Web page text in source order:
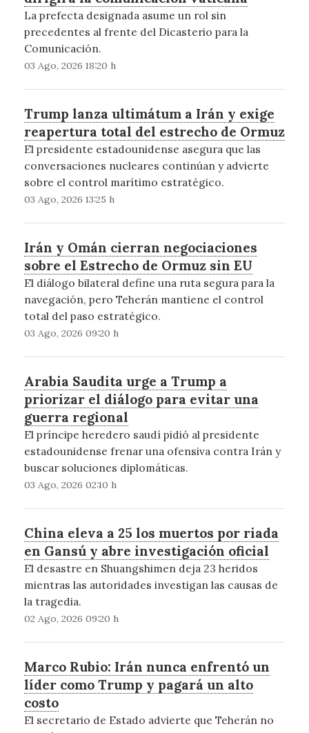
La prefecta designada asume un rol sin
precedentes al frente del Dicasterio para la
Comunicación.
03 Ago, 2026 18:20 h
Trump lanza ultimátum a Irán y exige
reapertura total del estrecho de Ormuz
El presidente estadounidense asegura que las
conversaciones nucleares continúan y advierte
sobre el control marítimo estratégico.
03 Ago, 2026 13:25 h
Irán y Omán cierran negociaciones
sobre el Estrecho de Ormuz sin EU
El diálogo bilateral define una ruta segura para la
navegación, pero Teherán mantiene el control
total del paso estratégico.
03 Ago, 2026 09:20 h
Arabia Saudita urge a Trump a
priorizar el diálogo para evitar una
guerra regional
El príncipe heredero saudí pidió al presidente
estadounidense frenar una ofensiva contra Irán y
buscar soluciones diplomáticas.
03 Ago, 2026 02:10 h
China eleva a 25 los muertos por riada
en Gansú y abre investigación oficial
El desastre en Shuangshimen deja 23 heridos
mientras las autoridades investigan las causas de
la tragedia.
02 Ago, 2026 09:20 h
Marco Rubio: Irán nunca enfrentó un
líder como Trump y pagará un alto
costo
El secretario de Estado advierte que Teherán no